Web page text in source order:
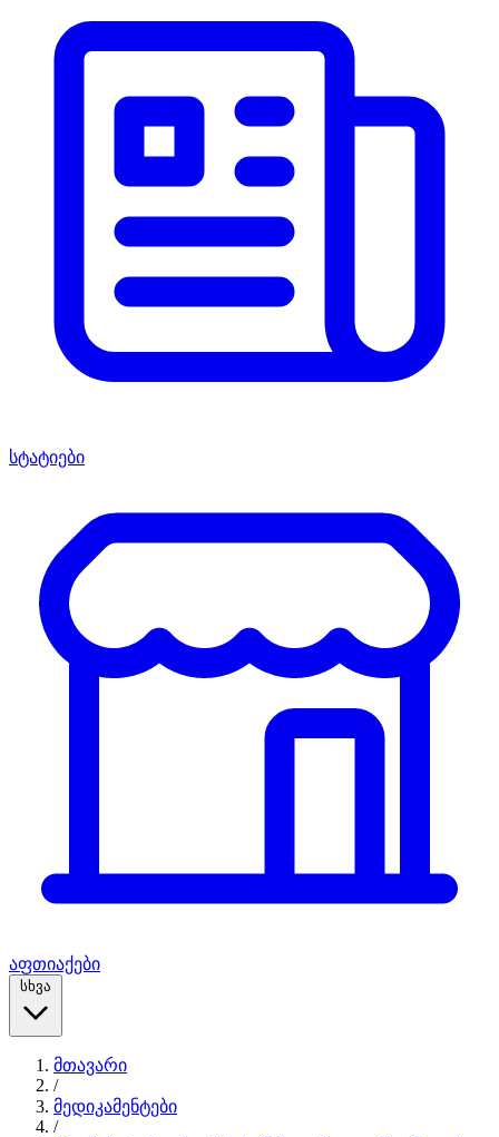
სტატიები
აფთიაქები
სხვა
მთავარი
/
მედიკამენტები
/